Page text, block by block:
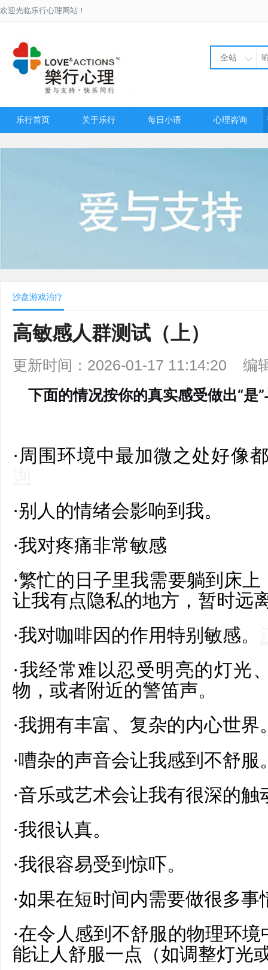
欢迎光临乐行心理网站！
全站
乐行首页 关于乐行 每日小语 心理咨询
沙盘游戏治疗
高敏感人群测试（上）
更新时间：2026-01-17 11:14:20 编
下面的情况按你的真实感受做出“是”
·周围环境中最加微之处好像
·别 人的情绪会影响到我。
·我对疼痛非常敏感
·繁忙的日子里我需要躺到床上
让我有点隐私的地方，暂时远
·我对咖啡因的作用特别敏感。
·我经常难以忍受明亮的灯光
物，或者附近的警笛声。
·我拥有丰富、复杂的内心世界
·嘈杂的声音会让我感到不舒服
·音乐或艺术会让我有很深的
·我很认真。
·我很容易受到惊吓。
·如果在短时间内需要做很多事
·在令人感到不舒服的物理环
能让人舒服一点（如调整灯光